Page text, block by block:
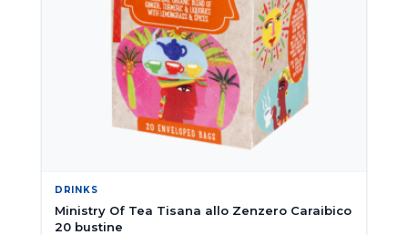
DRINKS
Ministry Of Tea Tisana allo Zenzero Caraibico
20 bustine